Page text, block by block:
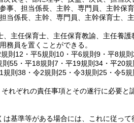
、担当係長、主幹、専門員、主幹保
係長、主幹、専門員、主幹保育士、
主任保育士、主任保育教諭、主任養
務員を置くことができる。
則12・平5規則10・平6規則9・平8規
55・平18規則7・平19規則34・平20
則38・令2規則25・令3規則25・令5
れぞれの責任事項とその遂行に必要と
基準等がある場合には、これに従って